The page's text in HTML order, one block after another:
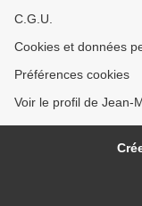
C.G.U.
Cookies et données
Préférences cookies
Voir le profil de Jean-